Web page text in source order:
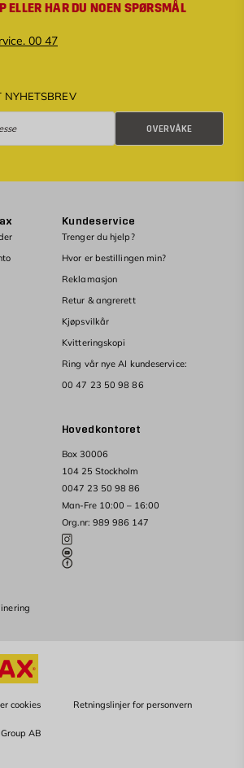
ELLER HAR DU NOEN SPØRSMÅL
00 47
NYHETSBREV
OVERVÅKE
Hovedkontoret
Box 30006
104 25 Stockholm
0047 23 50 98 86
Man-Fre 10:00 – 16:00
Org.nr: 989 986 147
Kundeservice
Trenger du hjelp?
Hvor er bestillingen min?
Reklamasjon
Retur & angrerett
Kjøpsvilkår
Kvitteringskopi
Ring vår nye AI kundeservice:
00 47 23 50 98 86
cookies Retningslinjer for personvern
AB